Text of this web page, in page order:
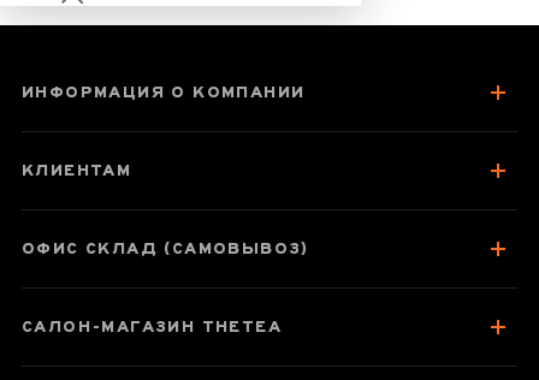
Паспорт товара
О чае
ИНФОРМАЦИЯ О КОМПАНИИ
КЛИЕНТАМ
ОФИС СКЛАД (САМОВЫВОЗ)
САЛОН-МАГАЗИН THETEA